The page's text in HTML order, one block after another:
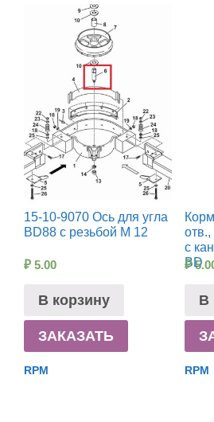
15-10-9070 Ось для угла
BD88 с резьбой М 12
₽ 5.00
В корзину
ЗАКАЗАТЬ
RPM
с
BD
₽
В
RPM